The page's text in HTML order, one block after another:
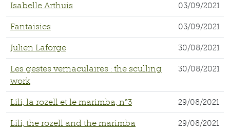
Isabelle Arthuis 03/09/2021
Fantaisies 03/09/2021
Julien Laforge 30/08/2021
Les gestes vernaculaires : the sculling
work
30/08/2021
Lili, la rozell et le marimba, n°3 29/08/2021
Lili, the rozell and the marimba 29/08/2021